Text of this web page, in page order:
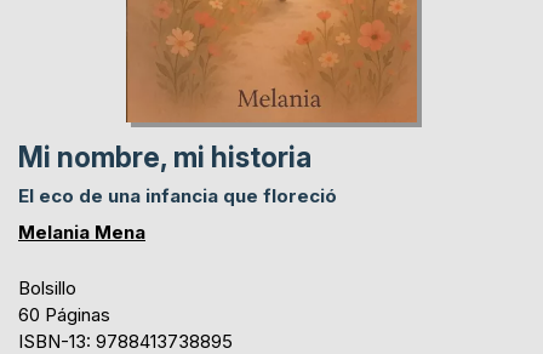
Mi nombre, mi historia
El eco de una infancia que floreció
Melania Mena
Bolsillo
60 Páginas
ISBN-13: 9788413738895